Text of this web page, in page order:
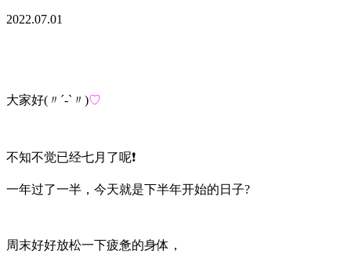
2022.07.01
大家好(〃´-`〃)♡
不知不觉已经七月了呢❗️
一年过了一半，今天就是下半年开始的日子?
周末好好放松一下疲惫的身体，